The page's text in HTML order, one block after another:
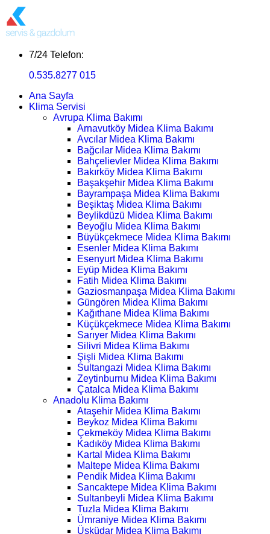
7/24 Telefon:
0.535.8277 015
Ana Sayfa
Klima Servisi
Avrupa Klima Bakımı
Arnavutköy Midea Klima Bakımı
Avcılar Midea Klima Bakımı
Bağcılar Midea Klima Bakımı
Bahçelievler Midea Klima Bakımı
Bakırköy Midea Klima Bakımı
Başakşehir Midea Klima Bakımı
Bayrampaşa Midea Klima Bakımı
Beşiktaş Midea Klima Bakımı
Beylikdüzü Midea Klima Bakımı
Beyoğlu Midea Klima Bakımı
Büyükçekmece Midea Klima Bakımı
Esenler Midea Klima Bakımı
Esenyurt Midea Klima Bakımı
Eyüp Midea Klima Bakımı
Fatih Midea Klima Bakımı
Gaziosmanpaşa Midea Klima Bakımı
Güngören Midea Klima Bakımı
Kağıthane Midea Klima Bakımı
Küçükçekmece Midea Klima Bakımı
Sarıyer Midea Klima Bakımı
Silivri Midea Klima Bakımı
Şişli Midea Klima Bakımı
Sultangazi Midea Klima Bakımı
Zeytinburnu Midea Klima Bakımı
Çatalca Midea Klima Bakımı
Anadolu Klima Bakımı
Ataşehir Midea Klima Bakımı
Beykoz Midea Klima Bakımı
Çekmeköy Midea Klima Bakımı
Kadıköy Midea Klima Bakımı
Kartal Midea Klima Bakımı
Maltepe Midea Klima Bakımı
Pendik Midea Klima Bakımı
Sancaktepe Midea Klima Bakımı
Sultanbeyli Midea Klima Bakımı
Tuzla Midea Klima Bakımı
Ümraniye Midea Klima Bakımı
Üsküdar Midea Klima Bakımı